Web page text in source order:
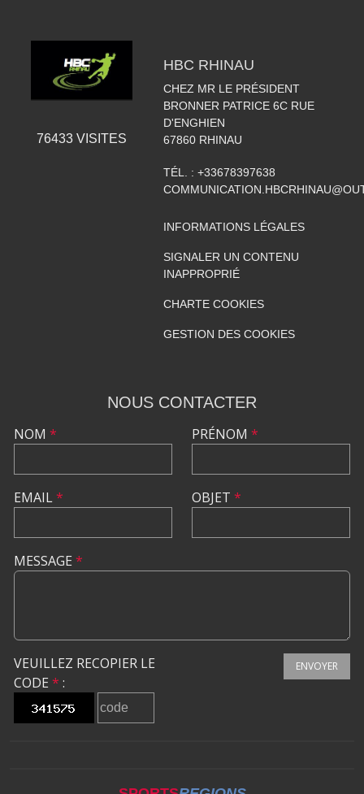
76433VISITES
HBC RHINAU
CHEZ MR LE PRÉSIDENT
BRONNER PATRICE 6C RUE
D'ENGHIEN
67860 RHINAU
TÉL. : +33678397638
INFORMATIONS LÉGALES
SIGNALER UN CONTENU
INAPPROPRIÉ
CHARTE COOKIES
GESTION DES COOKIES
NOUS CONTACTER
NOM *
EMAIL*
PRÉNOM *
OBJET *
MESSAGE *
VEUILLEZ RECOPIER LE
CODE * :
ENVOYER